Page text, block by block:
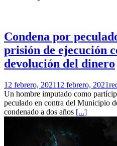
Condena por
prisión de ejecución
devolución del dinero
12 febrero, 202112 febrero, 2021
Un hombre imputado como
peculado en contra del Municipio
condenado a dos años [...]